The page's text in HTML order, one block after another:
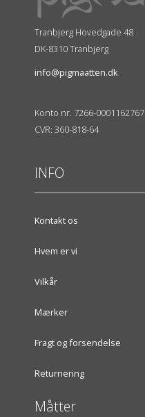
Tranbjerg Hovedgade 48
DK-8310 Tranbjerg
info@pigmaatten.dk
Konto nr. 7266-0001162767
CVR: 360-818-64
INFO
Kontakt os
Hvem er vi
Vilkår
Mærker
Fragt og forsendelse
Returnering
Måtter